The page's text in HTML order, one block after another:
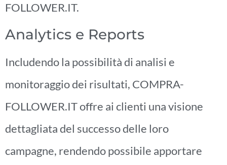
FOLLOWER.IT.
Analytics e Reports
Includendo la possibilità di analisi e
monitoraggio dei risultati, COMPRA-
FOLLOWER.IT offre ai clienti una visione
dettagliata del successo delle loro
campagne, rendendo possibile apportare